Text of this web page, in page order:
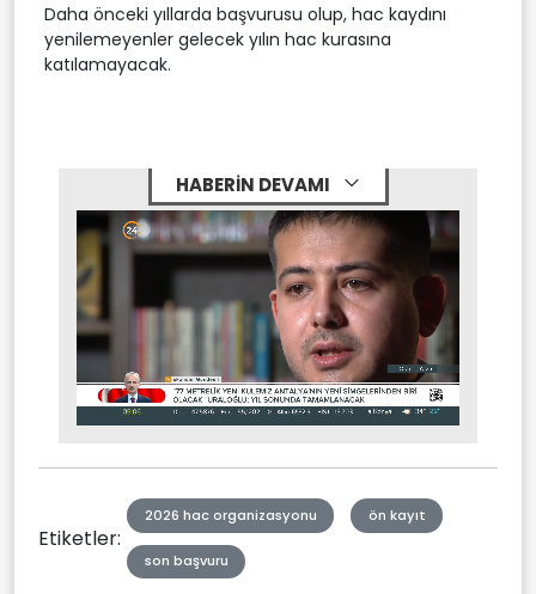
Daha önceki yıllarda başvurusu olup, hac kaydını
yenilemeyenler gelecek yılın hac kurasına
katılamayacak.
HABERİN DEVAMI
Unmute Stream
Etiketler:
2026 hac organizasyonu ön kayıt
son başvuru